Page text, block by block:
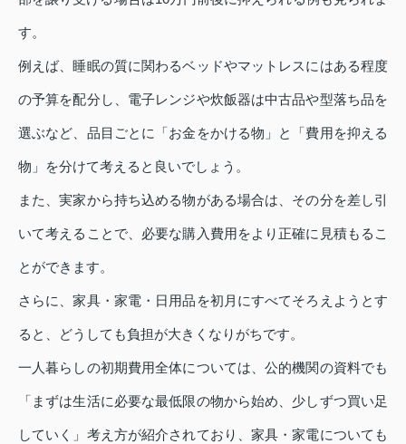
す。
例えば、睡眠の質に関わるベッドやマットレスにはある程度
の予算を配分し、電子レンジや炊飯器は中古品や型落ち品を
選ぶなど、品目ごとに「お金をかける物」と「費用を抑える
物」を分けて考えると良いでしょう。
また、実家から持ち込める物がある場合は、その分を差し引
いて考えることで、必要な購入費用をより正確に見積もるこ
とができます。
さらに、家具・家電・日用品を初月にすべてそろえようとす
ると、どうしても負担が大きくなりがちです。
一人暮らしの初期費用全体については、公的機関の資料でも
「まずは生活に必要な最低限の物から始め、少しずつ買い足
していく」考え方が紹介されており、家具・家電についても